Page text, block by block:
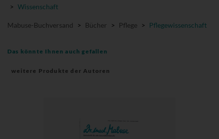
> Wissenschaft
Mabuse-Buchversand > Bücher > Pflege > Pflegewissenschaft
Das könnte Ihnen auch gefallen
weitere Produkte der Autoren